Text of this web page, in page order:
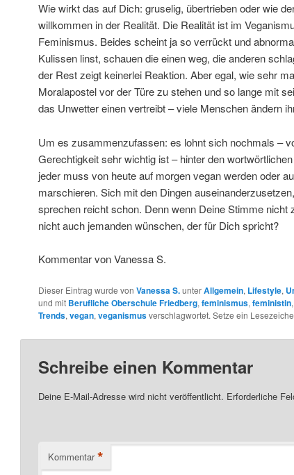
Wie wirkt das auf Dich: gruselig, übertrieben oder wie
willkommen in der Realität. Die Realität ist im
Feminismus. Beides scheint ja so verrückt und
Kulissen linst, schauen die einen weg, die anderen
der Rest zeigt keinerlei Reaktion. Aber egal, wie sehr
Moralapostel vor der Türe zu stehen und so lange mit
das Unwetter einen vertreibt – viele Menschen ändern
Um es zusammenzufassen: es lohnt sich nochmals –
Gerechtigkeit sehr wichtig ist – hinter den
jeder muss von heute auf morgen vegan werden oder
marschieren. Sich mit den Dingen
sprechen reicht schon. Denn wenn Deine Stimme nicht
nicht auch jemanden wünschen, der für Dich spricht?
Kommentar von Vanessa S.
Dieser Eintrag wurde von Vanessa S.unterAllgemein, Lifestyle,
und mit Berufliche Oberschule Friedberg,feminismus,feministin,
Trends,vegan,veganismusverschlagwortet. Setze ein
Schreibe einen Kommentar
Deine E-Mail-Adresse wird nicht veröffentlicht. Erforderliche
Kommentar *